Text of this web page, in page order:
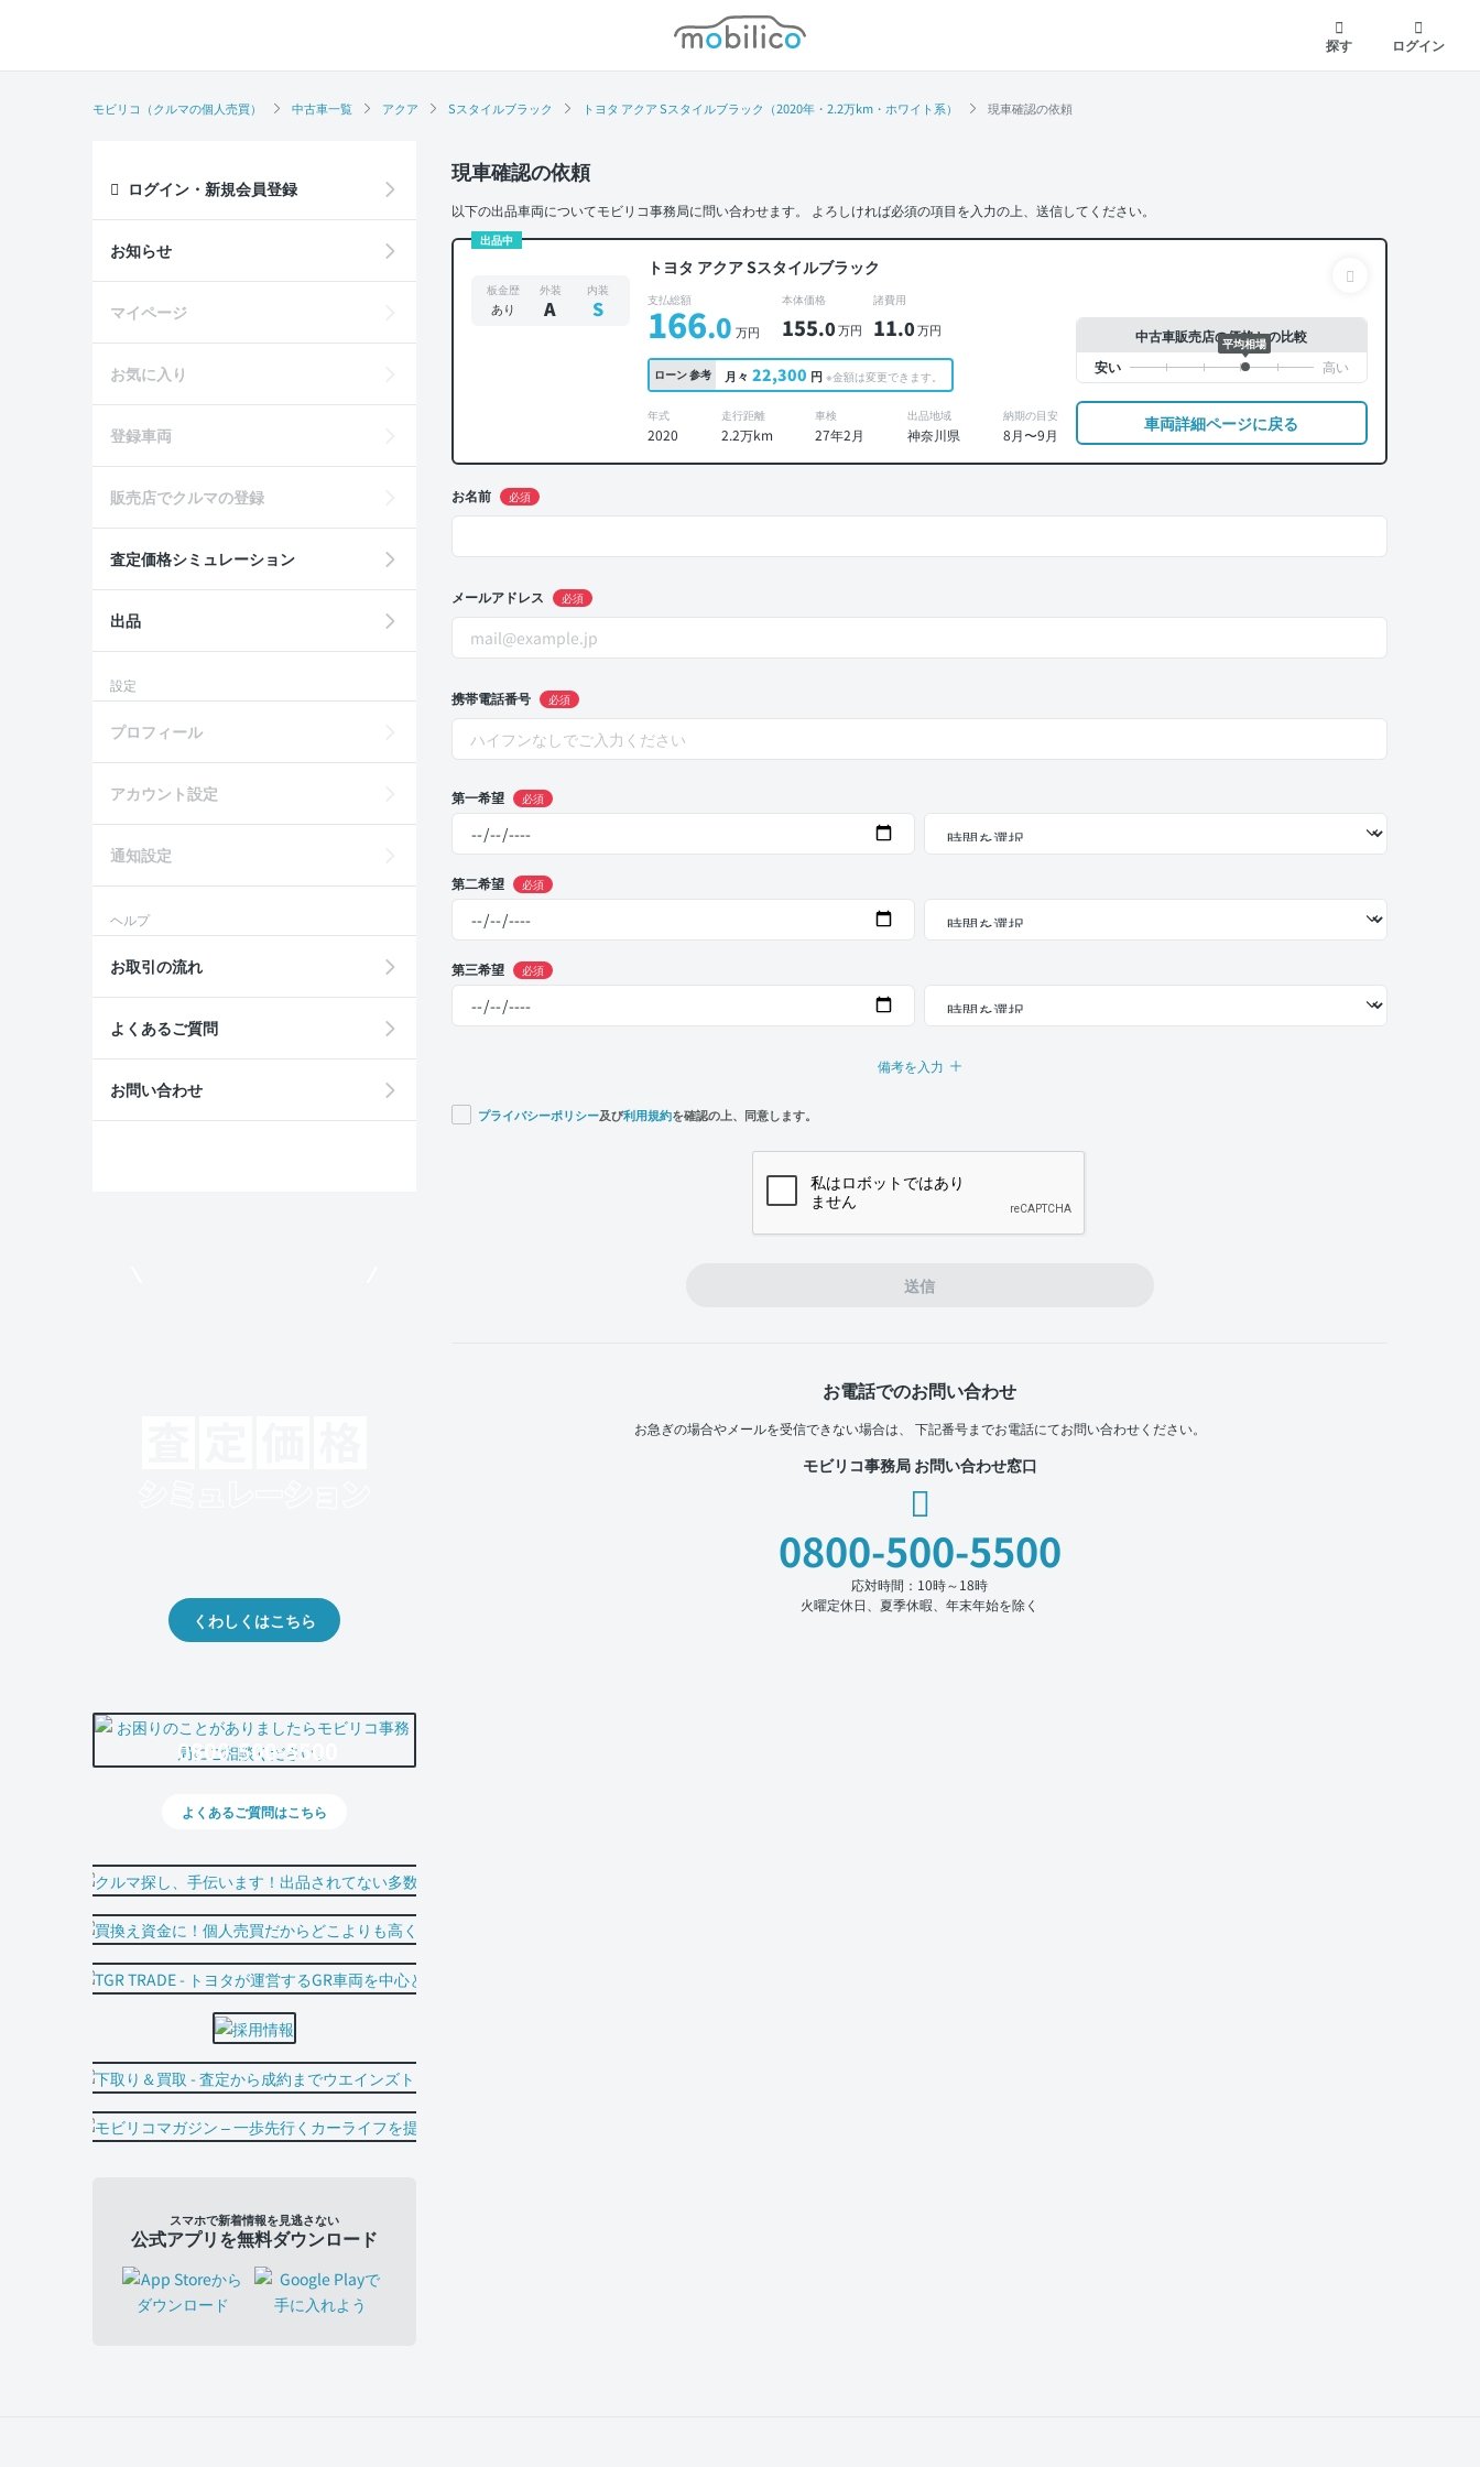
モビリコ
探す
ログイン
モビリコ（クルマの個人売買） 中古車一覧 アクア Sスタイルブラック トヨタ アクア Sスタイルブラック（2020年・2.2万km・ホワイト系） 現車確認の依頼
現車確認の依頼
以下の出品車両についてモビリコ事務局に問い合わせます。 よろしければ必須の項目を入力の上、送信してください。
出品中
トヨタ アクア Sスタイルブラック
板金歴
あり
外装
A
内装
S 支払総額
166.0 万円
本体価格
155.0万円
諸費用
11.0万円
ローン参考 月々 22,300 円 ※金額は変更できます。
年式
2020
走行距離
2.2万km
車検
27年2月
出品地域
神奈川県
納期の目安
8月〜9月
中古車販売店の価格との比較
平均相場
車両詳細ページに戻る
お名前 必須
メールアドレス 必須
携帯電話番号 必須
第一希望 必須
第二希望 必須
第三希望 必須
備考を入力
プライバシーポリシー及び利用規約を確認の上、同意します。
送信
お電話でのお問い合わせ
お急ぎの場合やメールを受信できない場合は、 下記番号までお電話にてお問い合わせください。
モビリコ事務局 お問い合わせ窓口
0800-500-5500
応対時間：10時～18時
火曜定休日、夏季休暇、年末年始を除く
ログイン・新規会員登録
お知らせ
マイページ
お気に入り
登録車両
販売店でクルマの登録
査定価格シミュレーション
出品
設定
プロフィール
アカウント設定
通知設定
ヘルプ
お取引の流れ
よくあるご質問
お問い合わせ
くわしくはこちら
0800-500-5500
よくあるご質問はこちら
スマホで新着情報を見逃さない
公式アプリを無料ダウンロード